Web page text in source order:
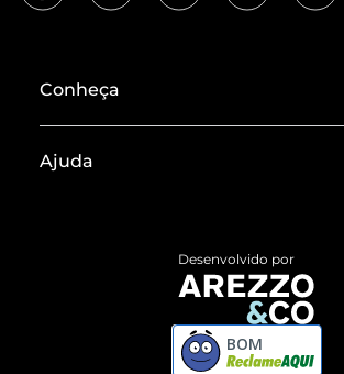
Conheça
Termos de Uso
ZZ MALL é confiável
Ajuda
Devolução do Produto
Compre pelo WhatsApp
Desenvolvido por
BOM